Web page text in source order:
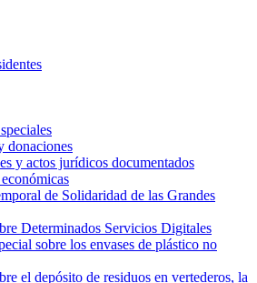
donaciones
y actos jurídicos documentados
de Solidaridad de las Grandes
Determinados Servicios Digitales
sobre los envases de plástico no
el depósito de residuos en vertederos, la